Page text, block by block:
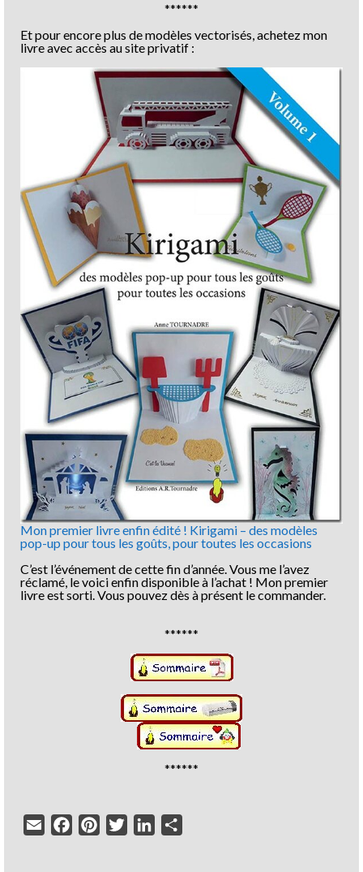
******
Et pour encore plus de modèles vectorisés, achetez mon
livre avec accès au site privatif :
Mon premier livre enfin édité ! Kirigami – des modèles
pop-up pour tous les goûts, pour toutes les occasions
C’est l’événement de cette fin d’année. Vous me l’avez
réclamé, le voici enfin disponible à l’achat ! Mon premier
livre est sorti. Vous pouvez dès à présent le commander.
******
******
Email FacebookPinterestTwitterLinkedIn